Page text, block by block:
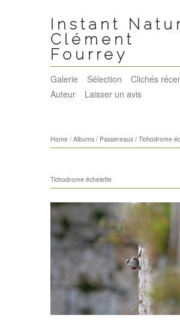
Instant
Clément
Fourrey
Galerie Sélection
Clichés
Auteur
Laisser un avis
Home / Albums / Passereaux / Tichodrome
Tichodrome échelette